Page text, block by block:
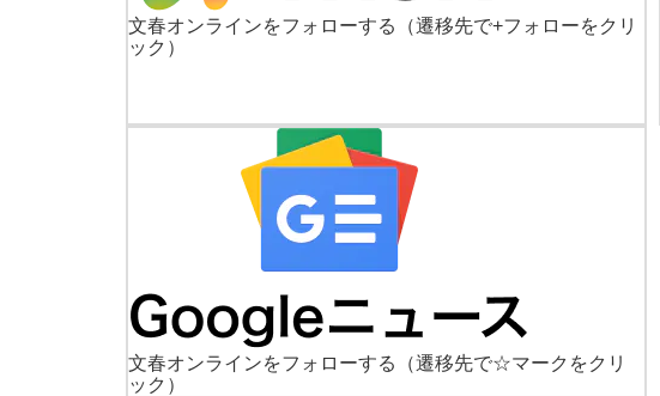
文春オンラインをフォローする
（遷移先で+フォローをクリ
ック）
文春オンラインをフォローする
（遷移先で☆マークをクリ
ック）